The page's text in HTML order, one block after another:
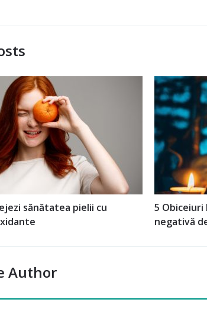
sănătatea pielii cu
5
negativă
Author